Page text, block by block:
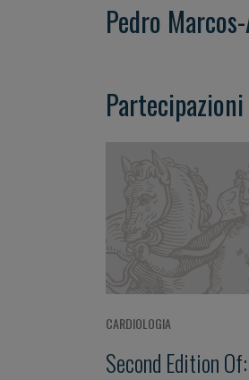
Pedro
CARDIOLOGIA
Second Edition